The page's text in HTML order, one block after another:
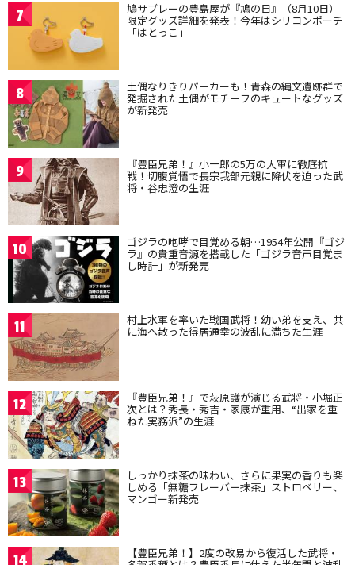
7 鳩サブレーの豊島屋が『鳩の日』（8月10日）
限定グッズ詳細を発表！今年はシリコンポーチ
「はとっこ」
8 土偶なりきりパーカーも！青森の縄文遺跡群で
発掘された土偶がモチーフのキュートなグッズ
が新発売
9 『豊臣兄弟！』小一郎の5万の大軍に徹底抗
戦！切腹覚悟で長宗我部元親に降伏を迫った武
将・谷忠澄の生涯
10 ゴジラの咆哮で目覚める朝…1954年公開『ゴジ
ラ』の貴重音源を搭載した「ゴジラ音声目覚ま
し時計」が新発売
11 村上水軍を率いた戦国武将！幼い弟を支え、共
に海へ散った得居通幸の波乱に満ちた生涯
12 『豊臣兄弟！』で萩原護が演じる武将・小堀正
次とは？秀長・秀吉・家康が重用、“出家を重
ねた実務派”の生涯
13 しっかり抹茶の味わい、さらに果実の香りも楽
しめる「無糖フレーバー抹茶」ストロベリー、
マンゴー新発売
14 【豊臣兄弟！】2度の改易から復活した武将・